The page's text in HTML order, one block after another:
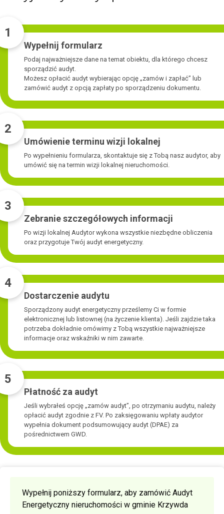
1
Wypełnij formularz
Podaj najważniejsze dane na temat obiektu, dla którego chcesz
sporządzić audyt.
Możesz opłacić audyt wybierając opcję „zamów i zapłać” lub
zamówić audyt z opcją zapłaty po sporządzeniu dokumentu.
2
Umówienie terminu wizji lokalnej
Po wypełnieniu formularza, skontaktuje się z Tobą nasz audytor, aby
umówić się na termin wizji lokalnej nieruchomości.
3
Zebranie szczegółowych informacji
Po wizji lokalnej Audytor wykona wszystkie niezbędne obliczenia
oraz przygotuje Twój audyt energetyczny.
4
Dostarczenie audytu
Sporządzony audyt energetyczny prześlemy Ci w formie
elektronicznej lub listownej (na życzenie klienta). Jeśli zajdzie taka
potrzeba dokładnie omówimy z Tobą wszystkie najważniejsze
informacje oraz wskaźniki w nim zawarte.
5
Płatność za audyt
Jeśli wybrałeś opcję „zamów audyt”, po otrzymaniu audytu, należy
opłacić audyt zgodnie z FV. Po zaksięgowaniu wpłaty audytor
wypełnia dokument podsumowujący audyt (DPAE) za
pośrednictwem GWD.
Wypełnij poniższy formularz, aby zamówić Audyt
Energetyczny nieruchomości w gminie Krzywda